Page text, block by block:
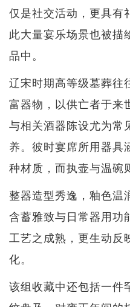
仅是社交活动，更具有
此大量宴乐场景也被描
品中。
辽宋时期高等级墓葬往
富器物，以供亡者于来
与相关酒器陈设尤为常
养。彼时宴席所用器具
种材质，而执壶与温碗
整器造型秀逸，釉色温
含蓄雅致与日常器用功
工艺之成熟，更生动反
化。
该组收藏中还包括一件